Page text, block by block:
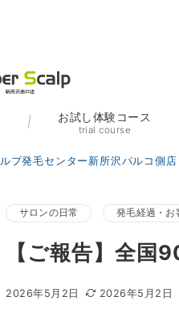
お試し体験コース
trial course
プ発毛センター新所沢パルコ側店
サロンの日常 発毛経過・お
【ご報告】全国
2026年5月2日 2026年5月2日